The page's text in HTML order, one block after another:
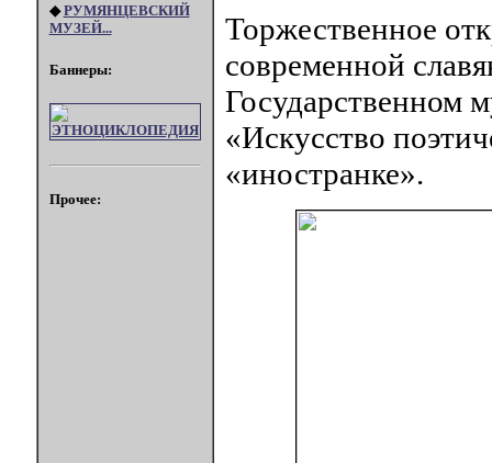
◆РУМЯНЦЕВСКИЙ
МУЗЕЙ...
Баннеры:
Прочее:
Торжественное
современной
Государственном
«Искусство
«иностранке».